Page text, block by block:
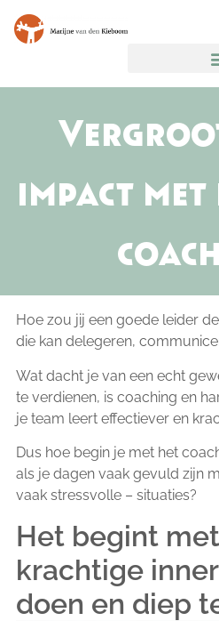
impact met
Hoe zou jij een goede leider
die kan delegeren,
Wat dacht je van een echt
te verdienen, is coaching en
je team leert effectiever en
Dus hoe begin je met het
als je dagen vaak gevuld zijn
vaak stressvolle – situaties?
Het begint
krachtige
doen en diep